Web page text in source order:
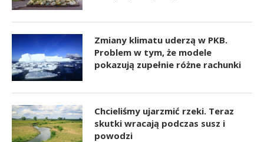
Zmiany klimatu uderzą w PKB.
Problem w tym, że modele
pokazują zupełnie różne rachunki
Chcieliśmy ujarzmić rzeki. Teraz
skutki wracają podczas susz i
powodzi